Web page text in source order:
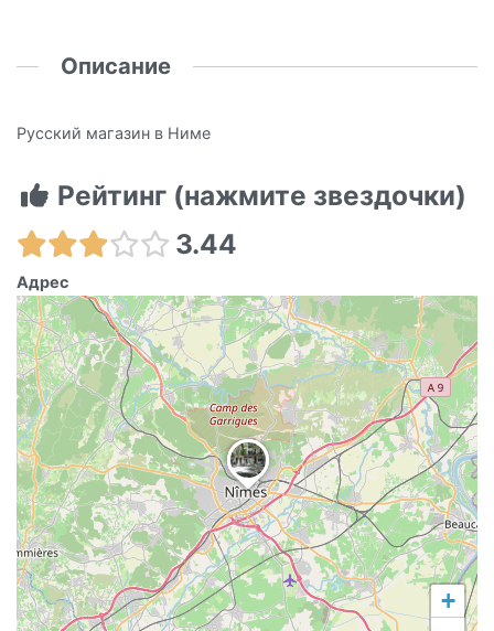
Описание
Русский магазин в Ниме
Рейтинг (нажмите звездочки)
3.44
Адрес
+